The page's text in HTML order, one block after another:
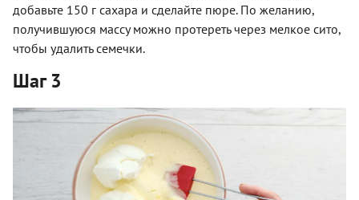
добавьте 150 г сахара и сделайте пюре. По желанию,
получившуюся массу можно протереть через мелкое сито,
чтобы удалить семечки.
Шаг 3